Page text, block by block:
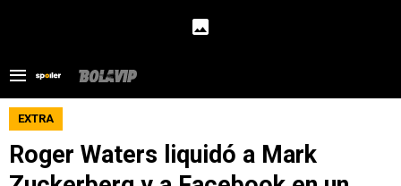
EXTRA
Roger Waters liquidó a Mark